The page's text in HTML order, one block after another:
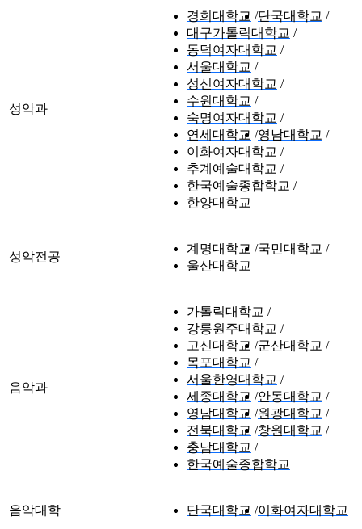
성악과
경희대학교 단국대학교
대구가톨릭대학교
동덕여자대학교
서울대학교
성신여자대학교
수원대학교
숙명여자대학교
연세대학교 영남대학교
이화여자대학교
추계예술대학교
한국예술종합학교
한양대학교
성악전공
계명대학교 국민대학교
울산대학교
음악과
가톨릭대학교
강릉원주대학교
고신대학교 군산대학교
목포대학교
서울한영대학교
세종대학교 안동대학교
영남대학교 원광대학교
전북대학교 창원대학교
충남대학교
한국예술종합학교
음악대학 단국대학교 이화여자대학교